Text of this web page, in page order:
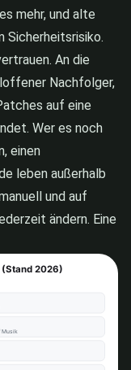
mehr, und alte
Sicherheitsrisiko.
An die
Nachfolger,
auf eine
Wer es noch
einen
leben außerhalb
und auf
ändern. Eine